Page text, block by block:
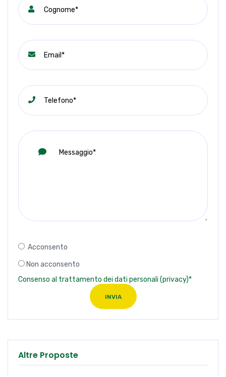
Acconsento
Non acconsento
Consenso al trattamento dei dati personali (privacy)*
INVIA
Altre Proposte